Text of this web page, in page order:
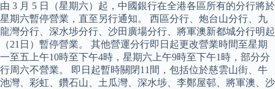
由 3 月 5 日（星期六）起，中國銀行在全港各區所有的分行將於
星期六暫停營業，直至另行通知。 西區分行、炮台山分行、九
龍灣分行、深水埗分行、沙田廣場分行、將軍澳新都城分行明起
（21日）暫停營業。 其他營運分行即日起更改營業時間至星期
一至五上午10時至下午4時，星期六上午9時至下午1時，部分分
行周六不營業。 即日起暫時關閉11間，包括位於慈雲山街、牛
池灣、彩虹、鑽石山、土瓜灣、深水埗、李鄭屋邨、將軍澳、沙